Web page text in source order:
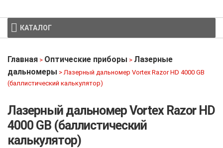
КАТАЛОГ
Главная > Оптические приборы > Лазерные
дальномеры > Лазерный дальномер Vortex Razor HD 4000 GB
(баллистический калькулятор)
Лазерный дальномер Vortex Razor HD
4000 GB (баллистический
калькулятор)